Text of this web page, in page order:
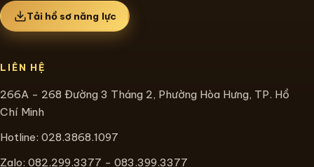
Tải hồ sơ năng lực
LIÊN HỆ
266A - 268 Đường 3 Tháng 2, Phường Hòa Hưng, TP. Hồ
Chí Minh
Hotline: 028.3868.1097
Zalo: 082.299.3377 - 083.399.3377